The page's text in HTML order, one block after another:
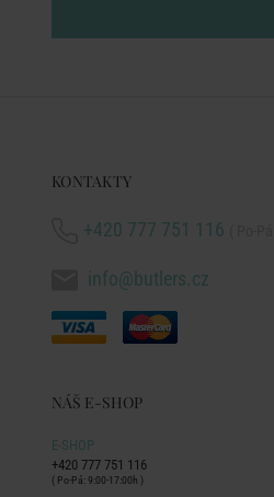
KONTAKTY
+420 777 751 116
info@butlers.cz
NÁŠ E-SHOP
E-SHOP
+420 777 751 116
( Po-Pá: 9:00-17:00h )